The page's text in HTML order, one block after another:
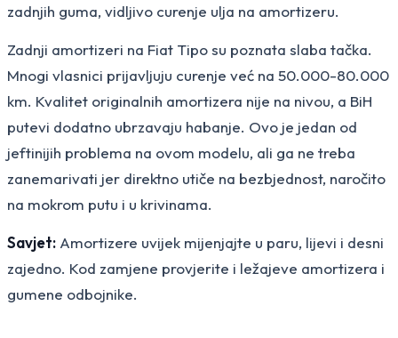
zadnjih guma, vidljivo curenje ulja na amortizeru.
Zadnji amortizeri na Fiat Tipo su poznata slaba tačka.
Mnogi vlasnici prijavljuju curenje već na 50.000-80.000
km. Kvalitet originalnih amortizera nije na nivou, a BiH
putevi dodatno ubrzavaju habanje. Ovo je jedan od
jeftinijih problema na ovom modelu, ali ga ne treba
zanemarivati jer direktno utiče na bezbjednost, naročito
na mokrom putu i u krivinama.
Savjet: Amortizere uvijek mijenjajte u paru, lijevi i desni
zajedno. Kod zamjene provjerite i ležajeve amortizera i
gumene odbojnike.